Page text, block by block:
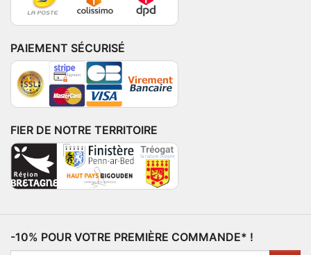
PAIEMENT SÉCURISÉ
FIER DE NOTRE TERRITOIRE
-10% POUR VOTRE PREMIÈRE COMMANDE* !